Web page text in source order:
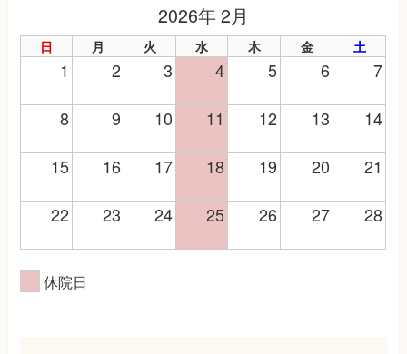
2026年 2月
日 月 火 水 木 金 土
1 2 3 4 5 6 7
8 9 10 11 12 13 14
15 16 17 18 19 20 21
22 23 24 25 26 27 28
休院日